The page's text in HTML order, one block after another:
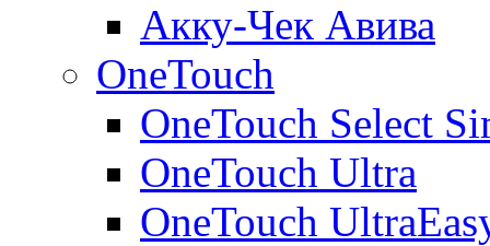
Акку-Чек Авива
OneTouch
OneTouch Select
OneTouch Ultra
OneTouch